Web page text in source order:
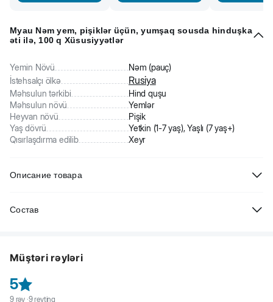
Myau Nəm yem, pişiklər üçün, yumşaq sousda hinduşka
əti ilə, 100 q Xüsusiyyətlər
Yemin Növü
Nəm (pauç)
İstehsalçı ölkə
Rusiya
Məhsulun tərkibi
Hind quşu
Məhsulun növü
Yemlər
Heyvan növü
Pişik
Yaş dövrü
Yetkin (1-7 yaş), Yaşlı (7 yaş+)
Qısırlaşdırma edilib
Xeyr
Описание товара
Состав
белков, минералы, витамины, сахара, краситель Е171.
Информация об ингредиентах и нутриентном составе на сайте
является справочной. Вся информация о продукте представлена
Müştəri rəyləri
5
9rəy ·9reytinq